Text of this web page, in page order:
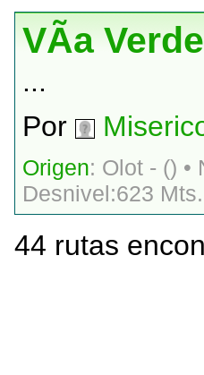
VÃ­a
...
Por
Origen: Olot - () •
Desnivel:623 Mts.
44 rutas